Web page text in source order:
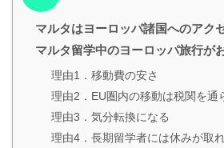
マルタはヨーロッパ諸国へのアク
マルタ留学中のヨーロッパ旅行が
理由1．移動費の安さ
理由2．EU圏内の移動は税関を通
理由3．気分転換になる
理由4．長期留学者には休みが取